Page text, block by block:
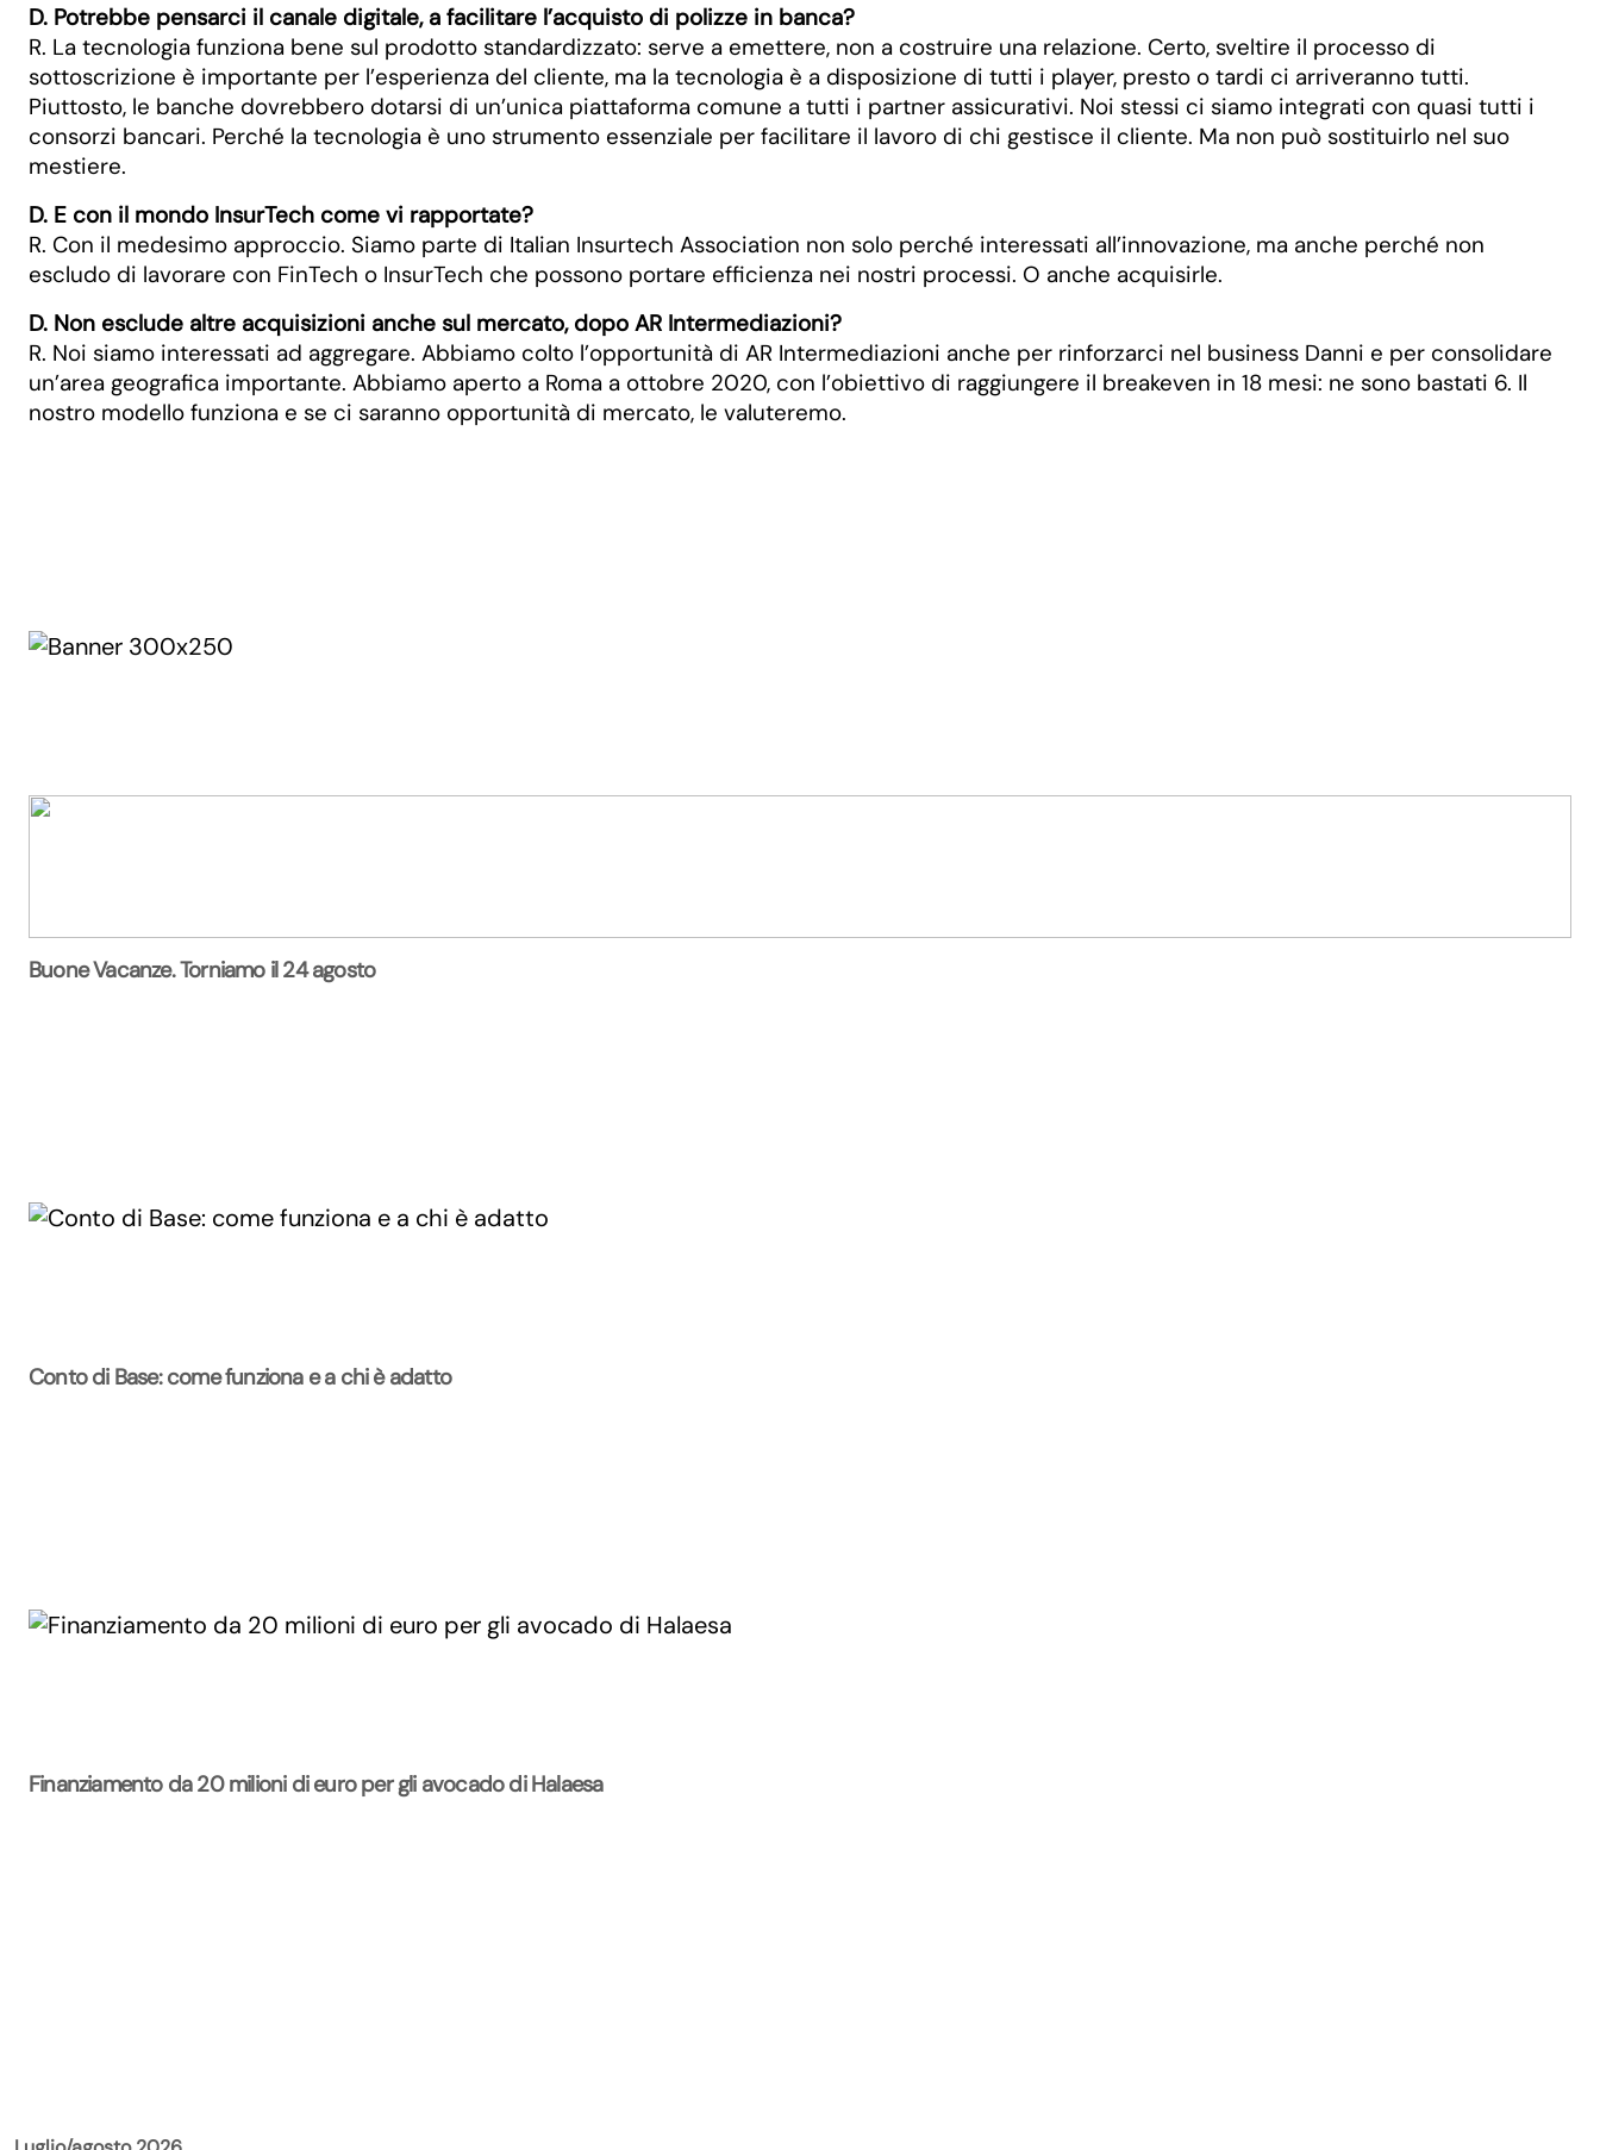
D. Potrebbe pensarci il canale digitale, a facilitare l’acquisto di polizze in banca?
R. La tecnologia funziona bene sul prodotto standardizzato: serve a emettere, non a costruire una relazione. Certo, sveltire il processo di
sottoscrizione è importante per l’esperienza del cliente, ma la tecnologia è a disposizione di tutti i player, presto o tardi ci arriveranno tutti.
Piuttosto, le banche dovrebbero dotarsi di un’unica piattaforma comune a tutti i partner assicurativi. Noi stessi ci siamo integrati con quasi tutti i
consorzi bancari. Perché la tecnologia è uno strumento essenziale per facilitare il lavoro di chi gestisce il cliente. Ma non può sostituirlo nel suo
mestiere.
D. E con il mondo InsurTech come vi rapportate?
R. Con il medesimo approccio. Siamo parte di Italian Insurtech Association non solo perché interessati all’innovazione, ma anche perché non
escludo di lavorare con FinTech o InsurTech che possono portare efficienza nei nostri processi. O anche acquisirle.
D. Non esclude altre acquisizioni anche sul mercato, dopo AR Intermediazioni?
R. Noi siamo interessati ad aggregare. Abbiamo colto l’opportunità di AR Intermediazioni anche per rinforzarci nel business Danni e per consolidare
un’area geografica importante. Abbiamo aperto a Roma a ottobre 2020, con l’obiettivo di raggiungere il breakeven in 18 mesi: ne sono bastati 6. Il
nostro modello funziona e se ci saranno opportunità di mercato, le valuteremo.
Buone Vacanze. Torniamo il 24 agosto
Conto di Base: come funziona e a chi è adatto
Finanziamento da 20 milioni di euro per gli avocado di Halaesa